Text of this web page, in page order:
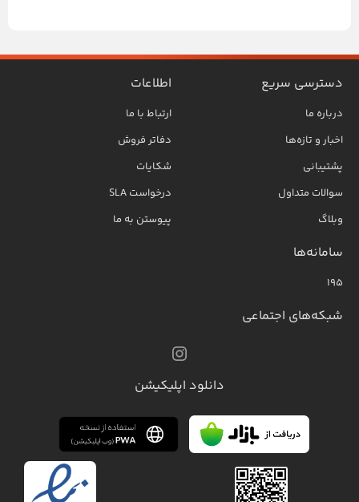
دسترسی سریع
درباره ما
اخبار و تازه‌ها
پشتیبانی
سوالات متداول
وبلاگ
اطلاعات
ارتباط با ما
دفاتر فروش
شکایات
درخواست SLA
پیوستن به ما
سامانه‌ها
۱۹۵
شبکه‌های اجتماعی
دانلود اپلیکیشن